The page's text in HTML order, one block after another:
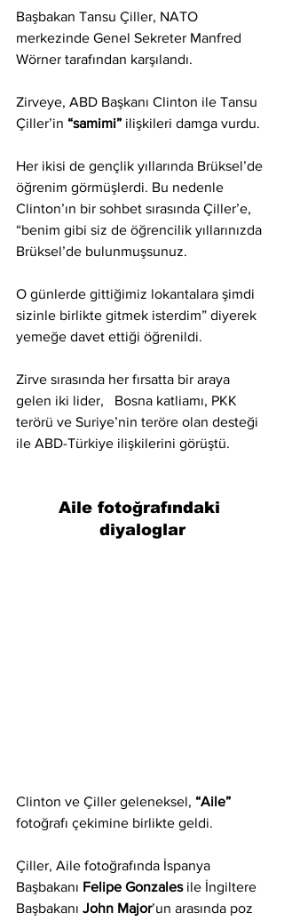
Başbakan Tansu Çiller, NATO
merkezinde Genel Sekreter Manfred
Wörner tarafından karşılandı.
Zirveye, ABD Başkanı Clinton ile Tansu
Çiller’in “samimi” ilişkileri damga vurdu.
Her ikisi de gençlik yıllarında Brüksel’de
öğrenim görmüşlerdi. Bu nedenle
Clinton’ın bir sohbet sırasında Çiller’e,
“benim gibi siz de öğrencilik yıllarınızda
Brüksel’de bulunmuşsunuz.
O günlerde gittiğimiz lokantalara şimdi
sizinle birlikte gitmek isterdim” diyerek
yemeğe davet ettiği öğrenildi.
Zirve sırasında her fırsatta bir araya
gelen iki lider,   Bosna katliamı, PKK
terörü ve Suriye’nin teröre olan desteği
ile ABD-Türkiye ilişkilerini görüştü.
Aile fotoğrafındaki
diyaloglar
Clinton ve Çiller geleneksel, “Aile”
fotoğrafı çekimine birlikte geldi.
Çiller, Aile fotoğrafında İspanya
Başbakanı Felipe Gonzales ile İngiltere
Başbakanı John Major’un arasında poz